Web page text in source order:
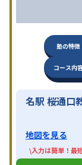
塾の特徴
コース内
名駅 桜通口
地図を見る
\入力は簡単！最